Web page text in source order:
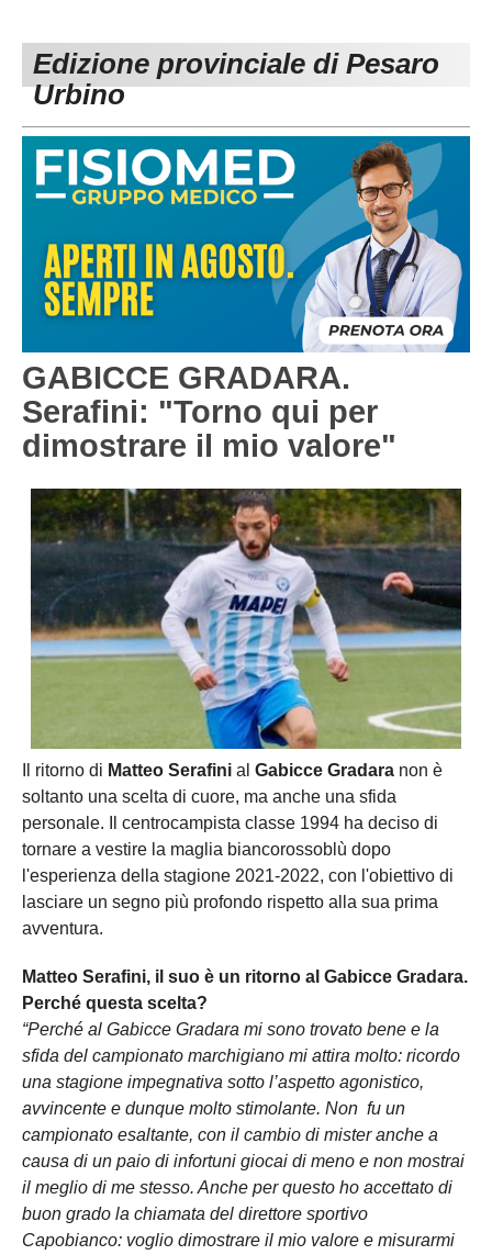
Carica la tua Rosa
1^ CATEGORIA
3^ CATEGORIA
GIOVANILI
Edizione provinciale di Pesaro
Urbino
GABICCE GRADARA.
Serafini: "Torno qui per
dimostrare il mio valore"
Il ritorno di Matteo Serafini al Gabicce Gradara non è
soltanto una scelta di cuore, ma anche una sfida
personale. Il centrocampista classe 1994 ha deciso di
tornare a vestire la maglia biancorossoblù dopo
l'esperienza della stagione 2021-2022, con l'obiettivo di
lasciare un segno più profondo rispetto alla sua prima
avventura.
Matteo Serafini, il suo è un ritorno al Gabicce Gradara.
Perché questa scelta?
“Perché al Gabicce Gradara mi sono trovato bene e la
sfida del campionato marchigiano mi attira molto: ricordo
una stagione impegnativa sotto l’aspetto agonistico,
avvincente e dunque molto stimolante. Non fu un
campionato esaltante, con il cambio di mister anche a
causa di un paio di infortuni giocai di meno e non mostrai
il meglio di me stesso. Anche per questo ho accettato di
buon grado la chiamata del direttore sportivo
Capobianco: voglio dimostrare il mio valore e misurarmi